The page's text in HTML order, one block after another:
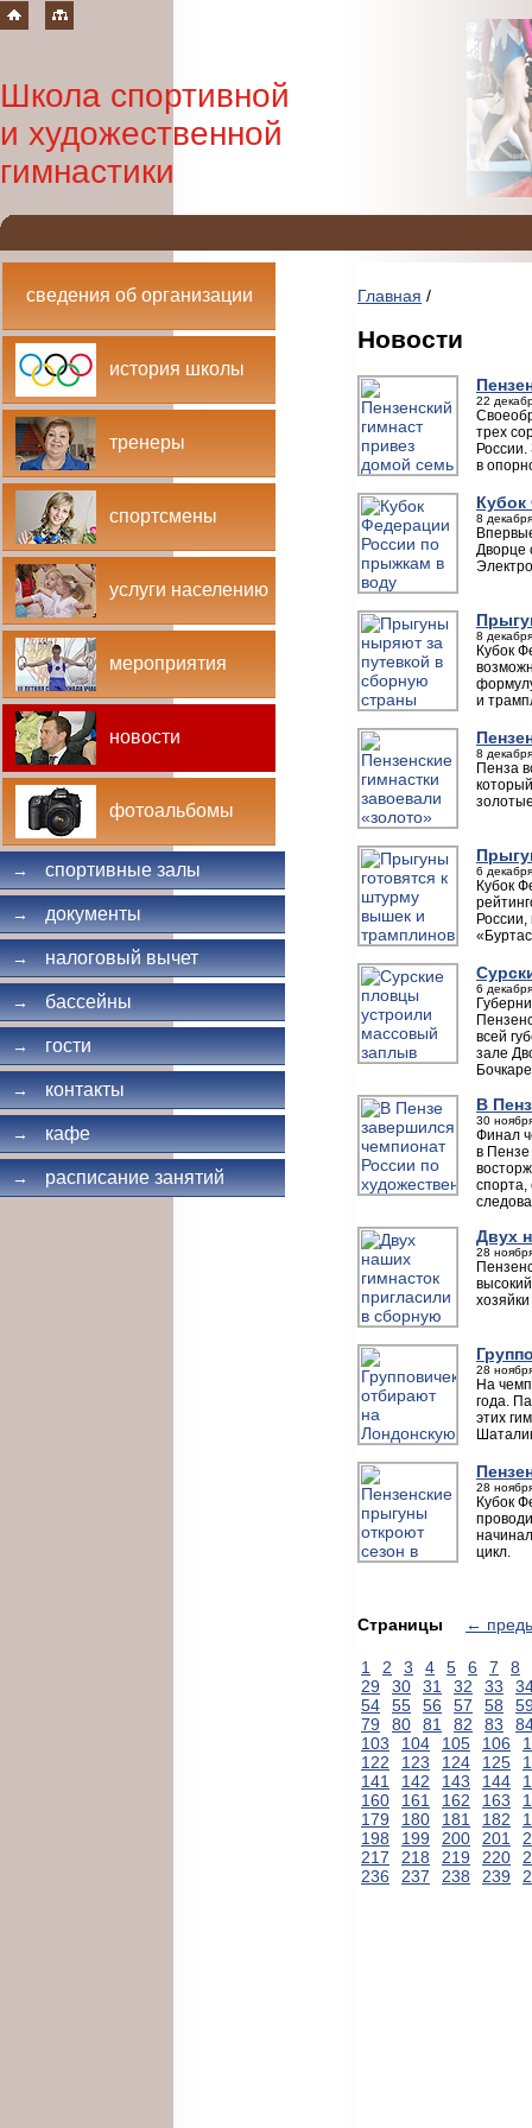
Школа спортивной
и художественной
гимнастики
сведения об организации
история школы
тренеры
спортсмены
услуги населению
мероприятия
новости
фотоальбомы
→ спортивные залы
→ документы
→ налоговый вычет
→ бассейны
→ гости
→ контакты
→ кафе
→ расписание занятий
Главная /
Новости
22
трех
в
8
Дворце
8
Кубок
и
8
Пенза
6
Кубок
6
всей
зале
В
30
Финал
в Пензе
спорта,
Двух
28
28
На
года.
этих
28
Кубок
цикл.
Страницы ←
1 2 3 4 5 6 7
8
29
30 31 32 33
54
55 56 57 58
79
80 81 82 83
103
104 105 106
122
123 124 125
141
142 143 144
160
161 162 163
179
180 181 182
198
199 200 201
217
218 219 220
236
237 238 239